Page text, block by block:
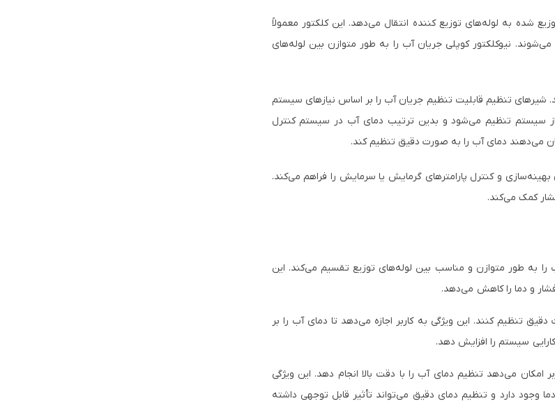
شده به لوله‌های توزیع کننده انتقال می‌دهد. این کلکتور معمولاً
نیوکلکتور کوپلی جریان آب را به طور متوازن بین لوله‌های
شیرهای تنظیم قابلیت تنظیم جریان آب را بر اساس نیازهای سیستم
از سیستم تنظیم می‌شود و بدین ترتیب دمای آب در سیستم کنترل
می‌دهند دمای آب را به صورت دقیق تنظیم کند.
و کنترل پارامترهای گرمایش یا سرمایش را فراهم می‌کند.
کمک می‌کند.
را به طور متوازن و مناسب بین لوله‌های توزیع تقسیم می‌کند. این
و دما را کاهش می‌دهد.
تنظیم کنند. این ویژگی به کاربر اجازه می‌دهد تا دمای آب را بر
سیستم را افزایش دهد.
امکان می‌دهد تنظیم دمای آب را با دقت بالا انجام دهد. این ویژگی
دارد و تنظیم دمای دقیق می‌تواند تأثیر قابل توجهی داشته